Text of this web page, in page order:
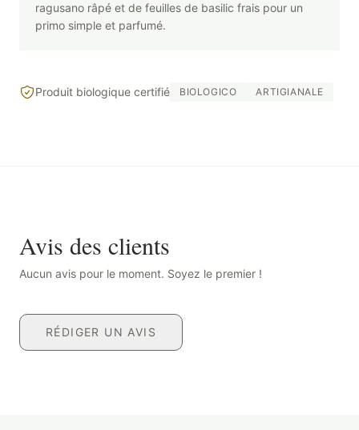
ragusano râpé et de feuilles de basilic frais pour un
primo simple et parfumé.
Produit biologique certifié BIOLOGICO ARTIGIANALE
Avis des clients
Aucun avis pour le moment. Soyez le premier !
RÉDIGER UN AVIS